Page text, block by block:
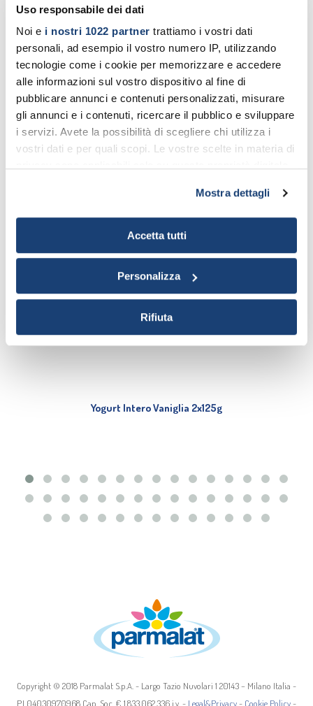
Uso responsabile dei dati
Noi e i nostri 1022 partner trattiamo i vostri dati
personali, ad esempio il vostro numero IP, utilizzando
tecnologie come i cookie per memorizzare e accedere
alle informazioni sul vostro dispositivo al fine di
pubblicare annunci e contenuti personalizzati, misurare
gli annunci e i contenuti, ricercare il pubblico e sviluppare
i servizi. Avete la possibilità di scegliere chi utilizza i
vostri dati e per quali scopi. Le vostre scelte in materia di
modificare o revocare il proprio consenso in qualsiasi
momento dalla Dichiarazione sui cookie o facendo clic
sull'icona di attivazione della privacy.
raccogliere informazioni sulla tua posizione
geografica, con un'approssimazione di qualche
Identificare il tuo dispositivo, scansionandolo
e imposta le tue preferenze nellasezione dettagli
Questo sito utilizza cookie tecnici, analitici e di
contenuti ed annunci, per fornire funzionalità dei social
media e per analizzare il traffico web. Può consultare
Mostra dettagli
Accetta tutti
Personalizza
Rifiuta
Bontà e passione senza conservanti, per il palato di grandi
e bambini.
Prodotti correlati
Yogurt Intero Vaniglia 2x125g
Copyright © 2018 Parmalat S.p.A. - Largo Tazio Nuvolari 1 20143 – Milano Italia -
P.I 04030970968 Cap. Soc. € 1.833.062.336 i.v. - Legal&Privacy- Cookie Policy-